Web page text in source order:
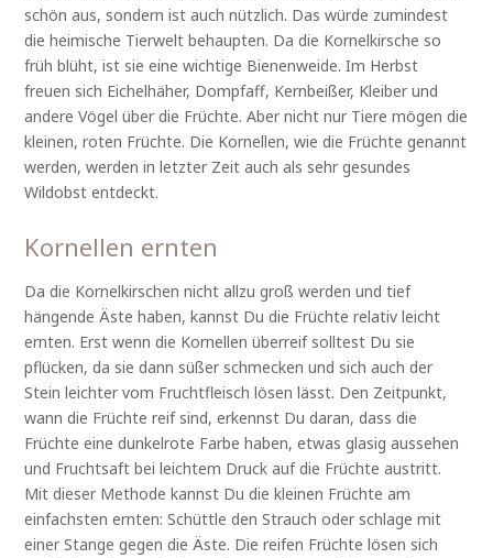
schön aus, sondern ist auch nützlich. Das würde zumindest
die heimische Tierwelt behaupten. Da die Kornelkirsche so
früh blüht, ist sie eine wichtige Bienenweide. Im Herbst
freuen sich Eichelhäher, Dompfaff, Kernbeißer, Kleiber und
andere Vögel über die Früchte. Aber nicht nur Tiere mögen die
kleinen, roten Früchte. Die Kornellen, wie die Früchte genannt
werden, werden in letzter Zeit auch als sehr gesundes
Wildobst entdeckt.
Kornellen ernten
Da die Kornelkirschen nicht allzu groß werden und tief
hängende Äste haben, kannst Du die Früchte relativ leicht
ernten. Erst wenn die Kornellen überreif solltest Du sie
pflücken, da sie dann süßer schmecken und sich auch der
Stein leichter vom Fruchtfleisch lösen lässt. Den Zeitpunkt,
wann die Früchte reif sind, erkennst Du daran, dass die
Früchte eine dunkelrote Farbe haben, etwas glasig aussehen
und Fruchtsaft bei leichtem Druck auf die Früchte austritt.
Mit dieser Methode kannst Du die kleinen Früchte am
einfachsten ernten: Schüttle den Strauch oder schlage mit
einer Stange gegen die Äste. Die reifen Früchte lösen sich